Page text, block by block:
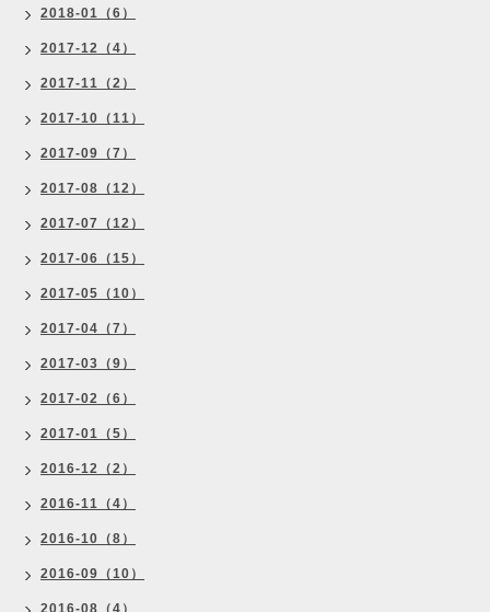
2018-01（6）
2017-12（4）
2017-11（2）
2017-10（11）
2017-09（7）
2017-08（12）
2017-07（12）
2017-06（15）
2017-05（10）
2017-04（7）
2017-03（9）
2017-02（6）
2017-01（5）
2016-12（2）
2016-11（4）
2016-10（8）
2016-09（10）
2016-08（4）